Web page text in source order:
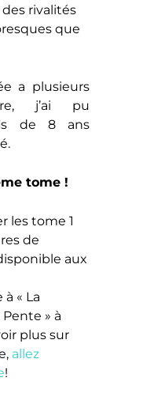
rivalités
que
a plusieurs
j’ai pu
de 8 ans
tome !
les tome 1
de
aux
« La
» à
plus sur
allez
!